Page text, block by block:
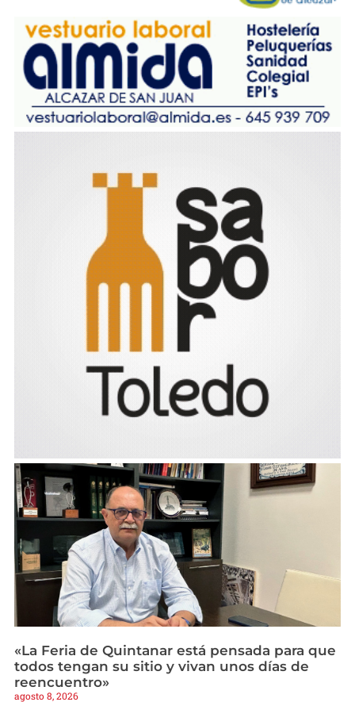
«La Feria de Quintanar está pensada para que
todos tengan su sitio y vivan unos días de
reencuentro»
agosto 8, 2026